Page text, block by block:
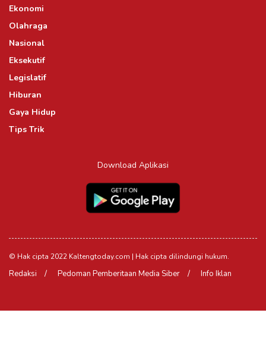
Ekonomi
Olahraga
Nasional
Eksekutif
Legislatif
Hiburan
Gaya Hidup
Tips Trik
Download Aplikasi
© Hak cipta 2022 Kaltengtoday.com | Hak cipta dilindungi hukum.
Redaksi Pedoman Pemberitaan Media Siber Info Iklan